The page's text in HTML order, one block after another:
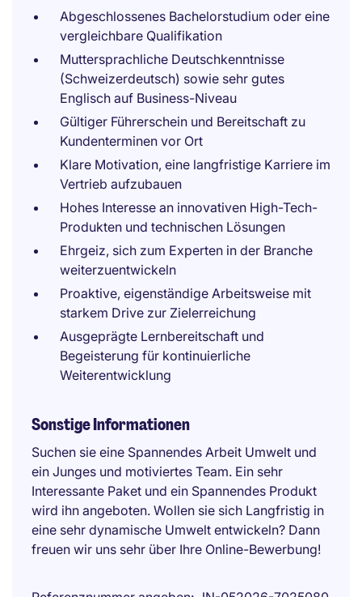
Abgeschlossenes Bachelorstudium oder eine
vergleichbare Qualifikation
Muttersprachliche Deutschkenntnisse
(Schweizerdeutsch) sowie sehr gutes
Englisch auf Business-Niveau
Gültiger Führerschein und Bereitschaft zu
Kundenterminen vor Ort
Klare Motivation, eine langfristige Karriere im
Vertrieb aufzubauen
Hohes Interesse an innovativen High-Tech-
Produkten und technischen Lösungen
Ehrgeiz, sich zum Experten in der Branche
weiterzuentwickeln
Proaktive, eigenständige Arbeitsweise mit
starkem Drive zur Zielerreichung
Ausgeprägte Lernbereitschaft und
Begeisterung für kontinuierliche
Weiterentwicklung
Sonstige Informationen
Suchen sie eine Spannendes Arbeit Umwelt und
ein Junges und motiviertes Team. Ein sehr
Interessante Paket und ein Spannendes Produkt
wird ihn angeboten. Wollen sie sich Langfristig in
eine sehr dynamische Umwelt entwickeln? Dann
freuen wir uns sehr über Ihre Online-Bewerbung!